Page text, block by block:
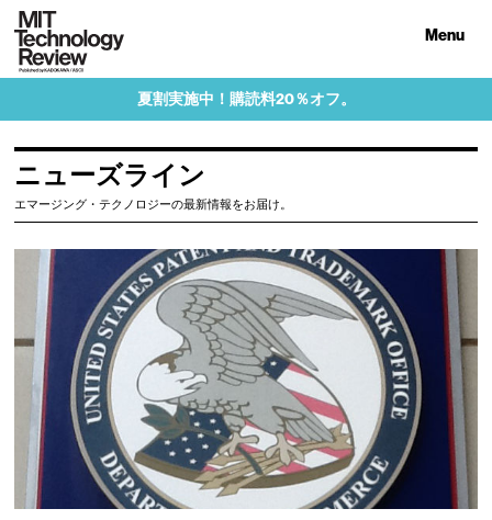
Menu
夏割実施中！購読料20％オフ。
ニューズライン
エマージング・テクノロジーの最新情報をお届け。